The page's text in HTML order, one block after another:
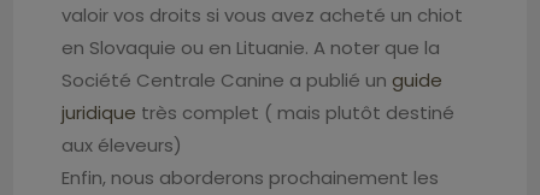
valoir vos droits si vous avez acheté un chiot
en Slovaquie ou en Lituanie. A noter que la
Société Centrale Canine a publié un guide
juridique très complet ( mais plutôt destiné
aux éleveurs)
Enfin, nous aborderons prochainement les